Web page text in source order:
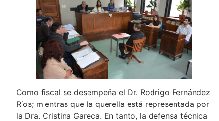
Como fiscal se desempeña el Dr. Rodrigo Fernández
Ríos; mientras que la querella está representada por
la Dra. Cristina Gareca. En tanto, la defensa técnica